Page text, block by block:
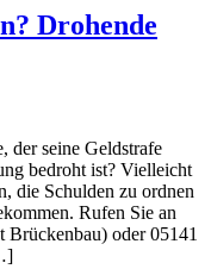
Drohende
der seine Geldstrafe
bedroht ist? Vielleicht
die Schulden zu ordnen
Rufen Sie an
oder 05141